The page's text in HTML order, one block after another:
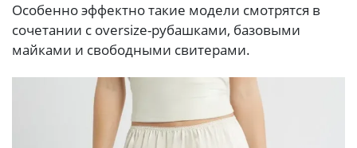
Особенно эффектно такие модели смотрятся в
сочетании с oversize-рубашками, базовыми
майками и свободными свитерами.